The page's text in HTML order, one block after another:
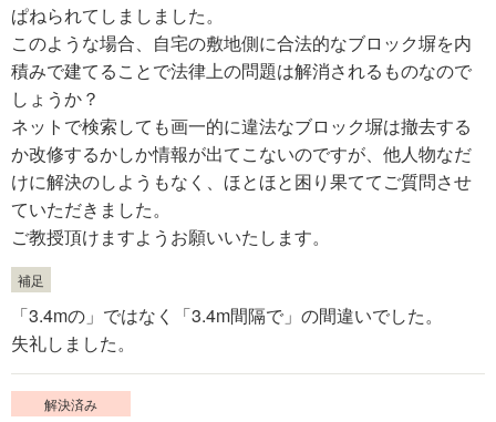
ぱねられてしましました。
このような場合、自宅の敷地側に合法的なブロック塀を内
積みで建てることで法律上の問題は解消されるものなので
しょうか？
ネットで検索しても画一的に違法なブロック塀は撤去する
か改修するかしか情報が出てこないのですが、他人物なだ
けに解決のしようもなく、ほとほと困り果ててご質問させ
ていただきました。
ご教授頂けますようお願いいたします。
補足
「3.4mの」ではなく「3.4m間隔で」の間違いでした。
失礼しました。
解決済み